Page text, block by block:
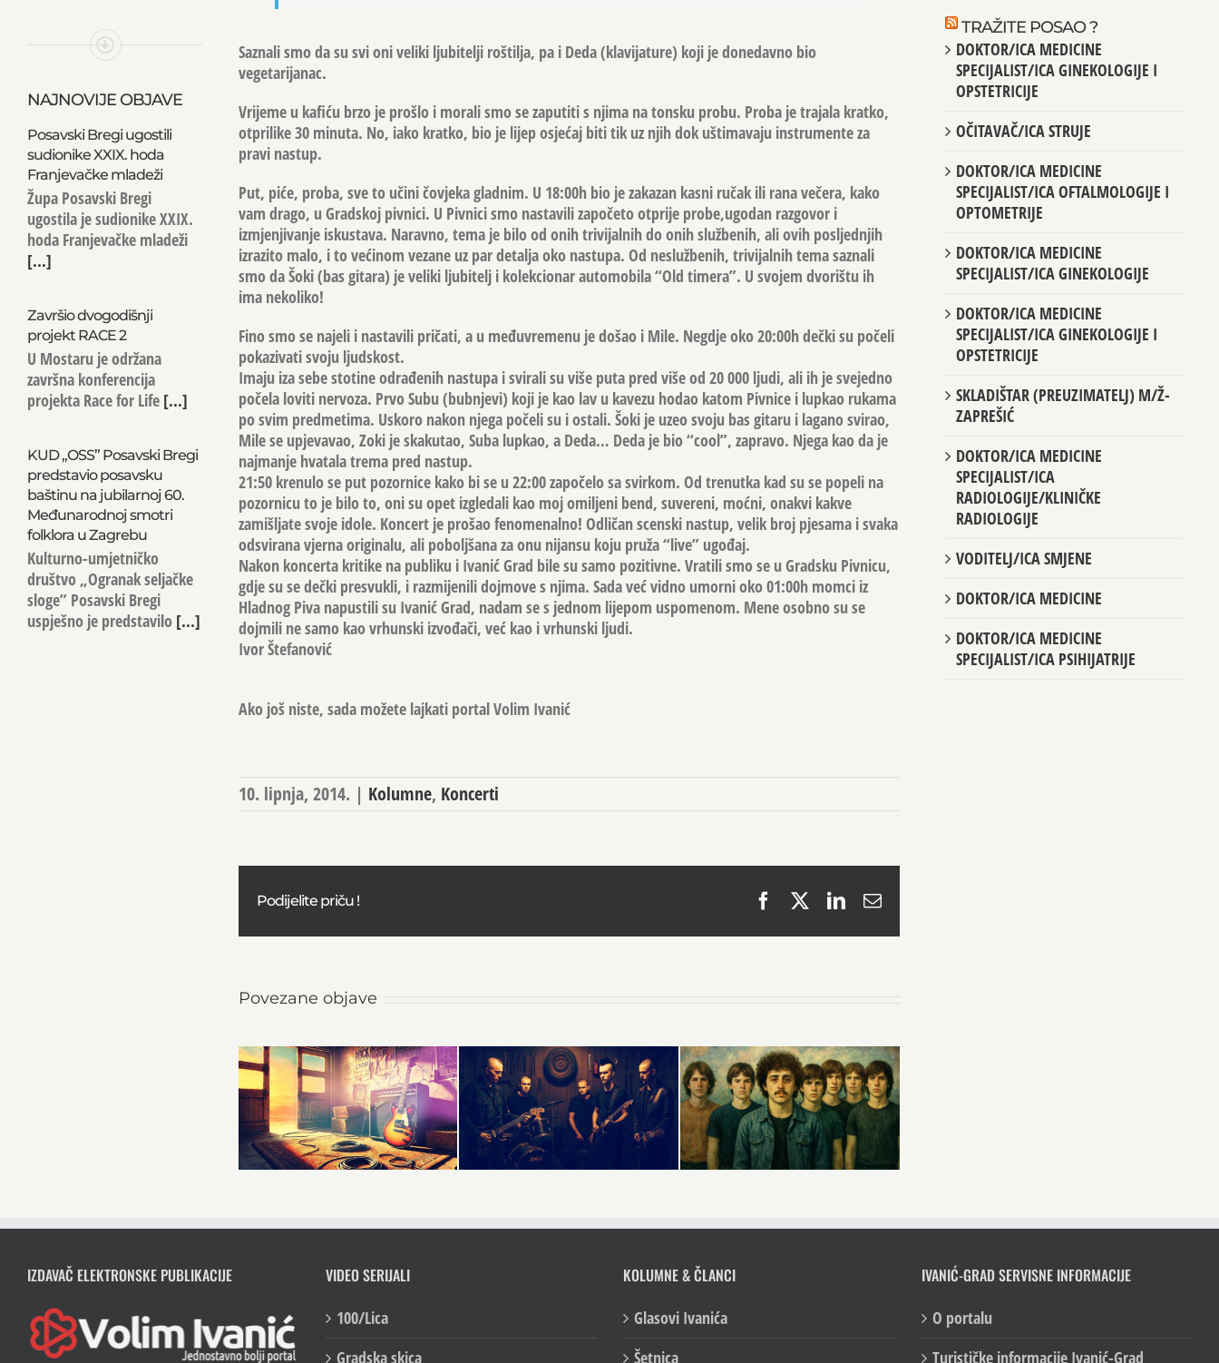
Saznali smo da su svi oni veliki ljubitelji roštilja, pa i Deda (klavijature) koji je donedavno bio
vegetarijanac.
Vrijeme u kafiću brzo je prošlo i morali smo se zaputiti s njima na tonsku probu. Proba je trajala kratko,
otprilike 30 minuta. No, iako kratko, bio je lijep osjećaj biti tik uz njih dok uštimavaju instrumente za
pravi nastup.
Put, piće, proba, sve to učini čovjeka gladnim. U 18:00h bio je zakazan kasni ručak ili rana večera, kako
vam drago, u Gradskoj pivnici. U Pivnici smo nastavili započeto otprije probe,ugodan razgovor i
izmjenjivanje iskustava. Naravno, tema je bilo od onih trivijalnih do onih službenih, ali ovih posljednjih
izrazito malo, i to većinom vezane uz par detalja oko nastupa. Od neslužbenih, trivijalnih tema saznali
smo da Šoki (bas gitara) je veliki ljubitelj i kolekcionar automobila “Old timera”. U svojem dvorištu ih
ima nekoliko!
Fino smo se najeli i nastavili pričati, a u međuvremenu je došao i Mile. Negdje oko 20:00h dečki su počeli
pokazivati svoju ljudskost.
Imaju iza sebe stotine odrađenih nastupa i svirali su više puta pred više od 20 000 ljudi, ali ih je svejedno
počela loviti nervoza. Prvo Subu (bubnjevi) koji je kao lav u kavezu hodao katom Pivnice i lupkao rukama
po svim predmetima. Uskoro nakon njega počeli su i ostali. Šoki je uzeo svoju bas gitaru i lagano svirao,
Mile se upjevavao, Zoki je skakutao, Suba lupkao, a Deda… Deda je bio “cool”, zapravo. Njega kao da je
najmanje hvatala trema pred nastup.
21:50 krenulo se put pozornice kako bi se u 22:00 započelo sa svirkom. Od trenutka kad su se popeli na
pozornicu to je bilo to, oni su opet izgledali kao moj omiljeni bend, suvereni, moćni, onakvi kakve
zamišljate svoje idole. Koncert je prošao fenomenalno! Odličan scenski nastup, velik broj pjesama i svaka
odsvirana vjerna originalu, ali poboljšana za onu nijansu koju pruža “live” ugođaj.
Nakon koncerta kritike na publiku i Ivanić Grad bile su samo pozitivne. Vratili smo se u Gradsku Pivnicu,
gdje su se dečki presvukli, i razmijenili dojmove s njima. Sada već vidno umorni oko 01:00h momci iz
Hladnog Piva napustili su Ivanić Grad, nadam se s jednom lijepom uspomenom. Mene osobno su se
dojmili ne samo kao vrhunski izvođači, već kao i vrhunski ljudi.
Ivor Štefanović
Ako još niste, sada možete lajkati portal Volim Ivanić
10. lipnja, 2014. | Kolumne, Koncerti
Podijelite priču ! FacebookLinkedIn
Email
Povezane objave
NAJNOVIJE OBJAVE
Posavski Bregi ugostili
sudionike XXIX. hoda
Franjevačke mladeži
Župa Posavski Bregi
ugostila je sudionike XXIX.
hoda Franjevačke mladeži
[...]
Završio dvogodišnji
projekt RACE 2
U Mostaru je održana
završna konferencija
projekta Race for Life[...]
KUD „OSS” Posavski Bregi
predstavio posavsku
baštinu na jubilarnoj 60.
Međunarodnoj smotri
folklora u Zagrebu
Kulturno-umjetničko
društvo „Ogranak seljačke
sloge” Posavski Bregi
uspješno je predstavilo[...]
TRAŽITE POSAO ?
DOKTOR/ICA MEDICINE
SPECIJALIST/ICA GINEKOLOGIJE I
OPSTETRICIJE
OČITAVAČ/ICA STRUJE
DOKTOR/ICA MEDICINE
SPECIJALIST/ICA OFTALMOLOGIJE I
OPTOMETRIJE
DOKTOR/ICA MEDICINE
SPECIJALIST/ICA GINEKOLOGIJE
DOKTOR/ICA MEDICINE
SPECIJALIST/ICA GINEKOLOGIJE I
OPSTETRICIJE
SKLADIŠTAR (PREUZIMATELJ) M/Ž-
ZAPREŠIĆ
DOKTOR/ICA MEDICINE
SPECIJALIST/ICA
RADIOLOGIJE/KLINIČKE
RADIOLOGIJE
VODITELJ/ICA SMJENE
DOKTOR/ICA MEDICINE
DOKTOR/ICA MEDICINE
SPECIJALIST/ICA PSIHIJATRIJE
IZDAVAČ ELEKTRONSKE PUBLIKACIJE
VIDEO SERIJALI
100/Lica
Gradska skica
KOLUMNE & ČLANCI
Glasovi Ivanića
Šetnica
IVANIĆ-GRAD SERVISNE INFORMACIJE
O portalu
Turističke informacije Ivanić-Grad